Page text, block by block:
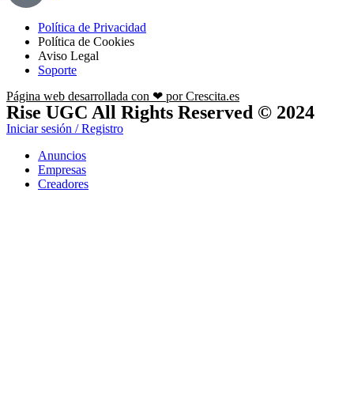
Política de Privacidad
Política de Cookies
Aviso Legal
Soporte
Página web desarrollada con ❤ por Crescita.es
Rise UGC All Rights Reserved © 2024
Iniciar sesión / Registro
Anuncios
Empresas
Creadores